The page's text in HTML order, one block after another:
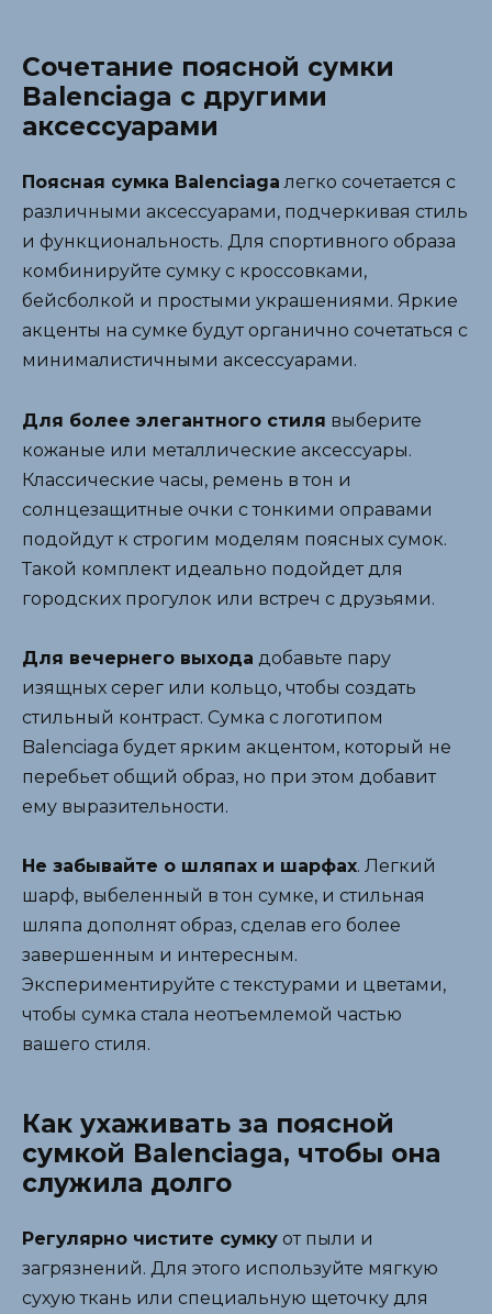
Сочетание поясной сумки
Balenciaga с другими
аксессуарами
Поясная сумка Balenciaga легко сочетается с
различными аксессуарами, подчеркивая стиль
и функциональность. Для спортивного образа
комбинируйте сумку с кроссовками,
бейсболкой и простыми украшениями. Яркие
акценты на сумке будут органично сочетаться с
минималистичными аксессуарами.
Для более элегантного стиля выберите
кожаные или металлические аксессуары.
Классические часы, ремень в тон и
солнцезащитные очки с тонкими оправами
подойдут к строгим моделям поясных сумок.
Такой комплект идеально подойдет для
городских прогулок или встреч с друзьями.
Для вечернего выхода добавьте пару
изящных серег или кольцо, чтобы создать
стильный контраст. Сумка с логотипом
Balenciaga будет ярким акцентом, который не
перебьет общий образ, но при этом добавит
ему выразительности.
Не забывайте о шляпах и шарфах. Легкий
шарф, выбеленный в тон сумке, и стильная
шляпа дополнят образ, сделав его более
завершенным и интересным.
Экспериментируйте с текстурами и цветами,
чтобы сумка стала неотъемлемой частью
вашего стиля.
Как ухаживать за поясной
сумкой Balenciaga, чтобы она
служила долго
Регулярно чистите сумку от пыли и
загрязнений. Для этого используйте мягкую
сухую ткань или специальную щеточку для